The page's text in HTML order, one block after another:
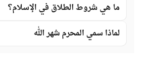
ما هي شروط الطلاق في الإسلام؟
لماذا سمي المحرم شهر الله